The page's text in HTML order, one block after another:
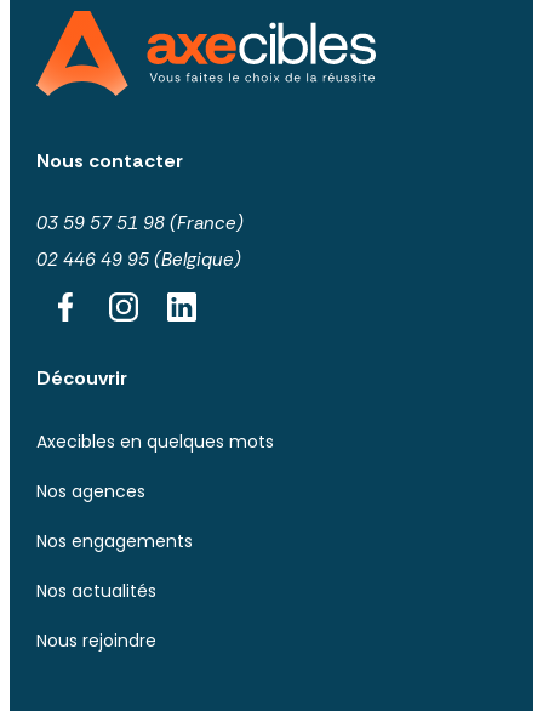
Nous contacter
03 59 57 51 98 (France)
02 446 49 95 (Belgique)
Découvrir
Axecibles en quelques mots
Nos agences
Nos engagements
Nos actualités
Nous rejoindre